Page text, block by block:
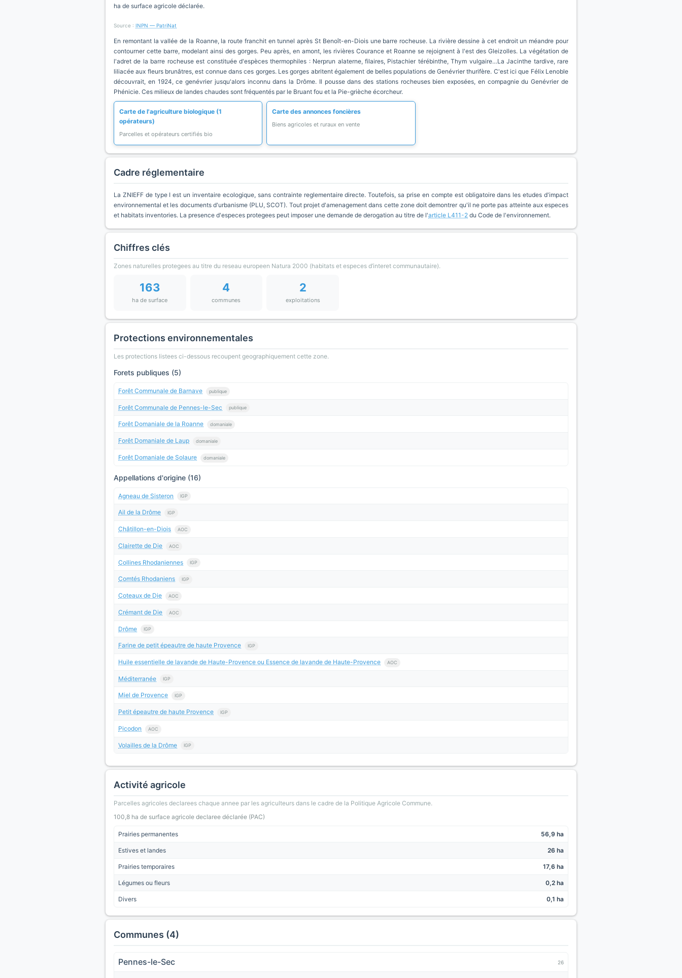
ha de surface agricole déclarée.
Source : INPN — PatriNat
En remontant la vallée de la Roanne, la route franchit en tunnel après St Benoît-en-Diois une barre rocheuse. La rivière dessine à cet endroit un méandre pour
contourner cette barre, modelant ainsi des gorges. Peu après, en amont, les rivières Courance et Roanne se rejoignent à l'est des Gleizolles. La végétation de
l'adret de la barre rocheuse est constituée d'espèces thermophiles : Nerprun alaterne, filaires, Pistachier térébinthe, Thym vulgaire…La Jacinthe tardive, rare
liliacée aux fleurs brunâtres, est connue dans ces gorges. Les gorges abritent également de belles populations de Genévrier thurifère. C'est ici que Félix Lenoble
découvrait, en 1924, ce genévrier jusqu'alors inconnu dans la Drôme. Il pousse dans des stations rocheuses bien exposées, en compagnie du Genévrier de
Phénicie. Ces milieux de landes chaudes sont fréquentés par le Bruant fou et la Pie-grièche écorcheur.
Carte de l'agriculture biologique (1
opérateurs)
Parcelles et opérateurs certifiés bio
Carte des annonces foncières
Biens agricoles et ruraux en vente
Cadre réglementaire
La ZNIEFF de type I est un inventaire ecologique, sans contrainte reglementaire directe. Toutefois, sa prise en compte est obligatoire dans les etudes d'impact
environnemental et les documents d'urbanisme (PLU, SCOT). Tout projet d'amenagement dans cette zone doit demontrer qu'il ne porte pas atteinte aux especes
et habitats inventories. La presence d'especes protegees peut imposer une demande de derogation au titre de l'article L411-2 du Code de l'environnement.
Chiffres clés
Zones naturelles protegees au titre du reseau europeen Natura 2000 (habitats et especes d’interet communautaire).
163
ha de surface
4
communes
2
exploitations
Protections environnementales
Les protections listees ci-dessous recoupent geographiquement cette zone.
Forets publiques (5)
Forêt Communale de Barnave publique
Forêt Communale de Pennes-le-Sec publique
Forêt Domaniale de la Roanne domaniale
Forêt Domaniale de Laup domaniale
Forêt Domaniale de Solaure domaniale
Appellations d'origine (16)
Agneau de Sisteron IGP
Ail de la Drôme IGP
Châtillon-en-Diois AOC
Clairette de Die AOC
Collines Rhodaniennes IGP
Comtés Rhodaniens IGP
Coteaux de Die AOC
Crémant de Die AOC
Drôme IGP
Farine de petit épeautre de haute Provence IGP
Huile essentielle de lavande de Haute-Provence ou Essence de lavande de Haute-Provence AOC
Méditerranée IGP
Miel de Provence IGP
Petit épeautre de haute Provence IGP
Picodon AOC
Volailles de la Drôme IGP
Activité agricole
Parcelles agricoles declarees chaque annee par les agriculteurs dans le cadre de la Politique Agricole Commune.
100,8 ha de surface agricole declaree déclarée (PAC)
Prairies permanentes 56,9 ha
Estives et landes 26 ha
Prairies temporaires 17,6 ha
Légumes ou fleurs 0,2 ha
Divers 0,1 ha
Communes (4)
Pennes-le-Sec 26